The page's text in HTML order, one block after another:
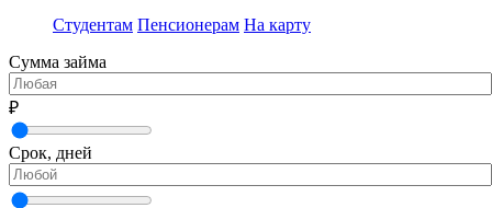
Студентам Пенсионерам На карту
Сумма займа
₽
Срок, дней